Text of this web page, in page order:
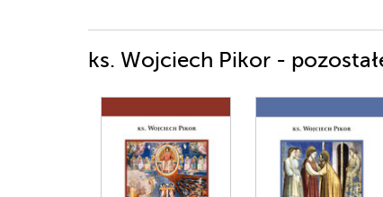
ks. Wojciech Pikor -